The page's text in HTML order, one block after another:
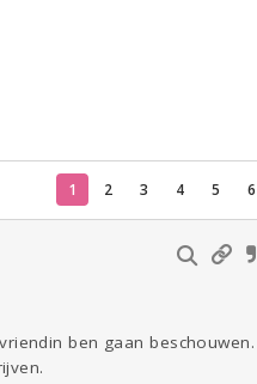
1 2 3 4 5 6
ben gaan beschouwen.